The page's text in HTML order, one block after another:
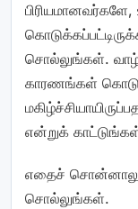
பிரியமானவர்களே,
சொல்லுங்கள்.
காரணங்கள்
என்றுக்
எதைச்
சொல்லுங்கள்.